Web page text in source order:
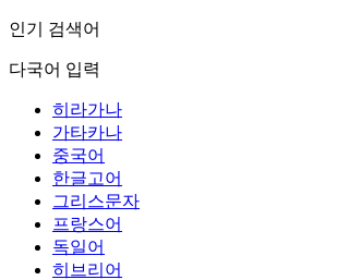
인기 검색어
다국어 입력
히라가나
가타카나
중국어
한글고어
그리스문자
프랑스어
독일어
히브리어